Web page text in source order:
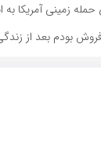
حمله زمینی آمریکا
بودم بعد از